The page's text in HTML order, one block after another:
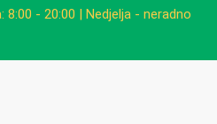
8:00 - 20:00 | Nedjelja - neradno